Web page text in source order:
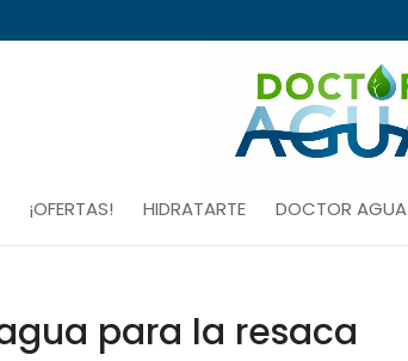
¡OFERTAS! HIDRATARTE DOCTOR AGUA
para la resaca